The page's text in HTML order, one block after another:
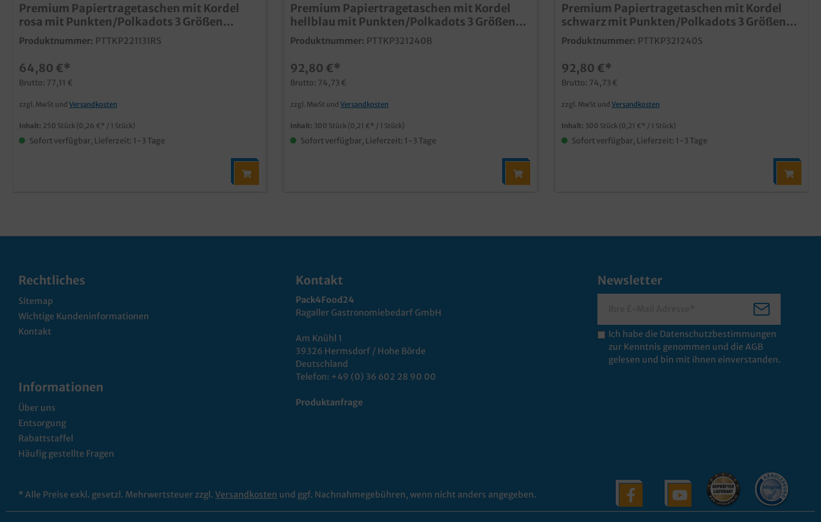
Premium Papiertragetaschen mit Kordel
rosa mit Punkten/Polkadots 3 Größen
wählbar
Produktnummer: PTTKP221131RS
64,80 €*
Brutto: 77,11 €
zzgl. MwSt undVersandkosten
Inhalt: 250 Stück (0,26 €* / 1 Stück)
Sofort verfügbar, Lieferzeit: 1-3 Tage
Premium Papiertragetaschen mit Kordel
hellblau mit Punkten/Polkadots 3 Größen
wählbar
Produktnummer: PTTKP321240B
92,80 €*
Brutto: 74,73 €
zzgl. MwSt undVersandkosten
Inhalt: 300 Stück (0,21 €* / 1 Stück)
Sofort verfügbar, Lieferzeit: 1-3 Tage
Premium Papiertragetaschen mit Kordel
schwarz mit Punkten/Polkadots 3 Größen
wählbar
Produktnummer: PTTKP321240S
92,80 €*
Brutto: 74,73 €
zzgl. MwSt undVersandkosten
Inhalt: 300 Stück (0,21 €* / 1 Stück)
Sofort verfügbar, Lieferzeit: 1-3 Tage
Rechtliches
Sitemap
Wichtige Kundeninformationen
Kontakt
Informationen
Über uns
Entsorgung
Rabattstaffel
Häufig gestellte Fragen
Kontakt
Pack4Food24
Ragaller Gastronomiebedarf GmbH
Am Knühl 1
39326 Hermsdorf / Hohe Börde
Deutschland
Telefon: +49 (0) 36 602 28 90 00
Produktanfrage
Newsletter
Ich habe die Datenschutzbestimmungen
zur Kenntnis genommen und die AGB
gelesen und bin mit ihnen einverstanden.
* Alle Preise exkl. gesetzl. Mehrwertsteuer zzgl. Versandkosten und ggf. Nachnahmegebühren, wenn nicht anders angegeben.